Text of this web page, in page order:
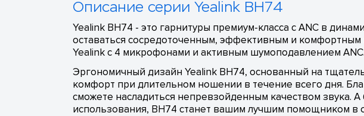
Описание серии Yealink BH74
Yealink BH74 - это гарнитуры премиум-класса с ANC в
оставаться сосредоточенным, эффективным и
Yealink с 4 микрофонами и активным шумоподавлением ANC.
Эргономичный дизайн Yealink BH74, основанный на
комфорт при длительном ношении в течение всего дня.
сможете насладиться непревзойденным качеством звука.
использования, BH74 станет вашим лучшим помощником в